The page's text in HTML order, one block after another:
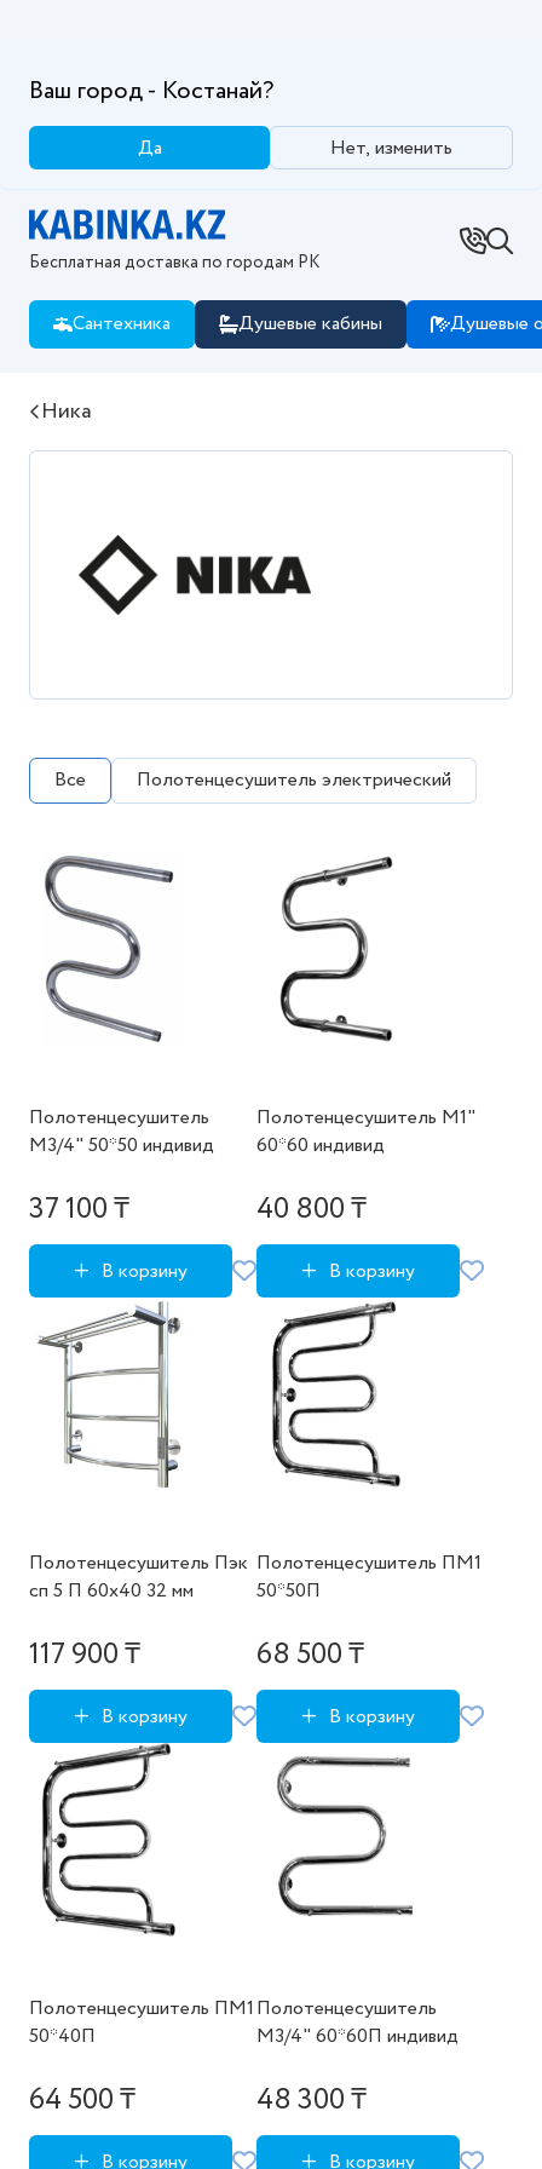
Ваш город - Костанай?
Да Нет, изменить
Бесплатная доставка по городам РК
Сантехника Душевые кабины Душевые
Ника
Все Полотенцесушитель электрический
Полотенцесушитель
М3/4" 50*50 индивид
37 100 ₸
В корзину
Полотенцесушитель М1"
60*60 индивид
40 800 ₸
В корзину
Полотенцесушитель Пэк
сп 5 П 60х40 32 мм
117 900 ₸
В корзину
Полотенцесушитель ПМ1
50*50П
68 500 ₸
В корзину
Полотенцесушитель ПМ1
50*40П
64 500 ₸
В корзину
Полотенцесушитель
М3/4" 60*60П индивид
48 300 ₸
В корзину